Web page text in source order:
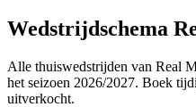
Wedstrijdschema
Alle thuiswedstrijden van Real
het seizoen 2026/2027. Boek
uitverkocht.